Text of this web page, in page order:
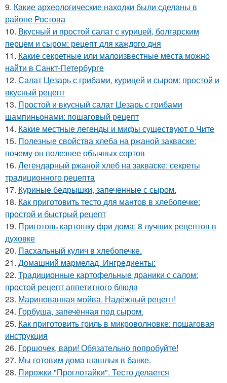
9. Какие археологические находки были сделаны в
районе Ростова
10. Вкусный и простой салат с курицей, болгарским
перцем и сыром: рецепт для каждого дня
11. Какие секретные или малоизвестные места можно
найти в Санкт-Петербурге
12. Салат Цезарь с грибами, курицей и сыром: простой и
вкусный рецепт
13. Простой и вкусный салат Цезарь с грибами
шампиньонами: пошаговый рецепт
14. Какие местные легенды и мифы существуют о Чите
15. Полезные свойства хлеба на ржаной закваске:
почему он полезнее обычных сортов
16. Легендарный ржаной хлеб на закваске: секреты
традиционного рецепта
17. Куриные бедрышки, запеченные с сыром.
18. Как приготовить тесто для мантов в хлебопечке:
простой и быстрый рецепт
19. Приготовь картошку фри дома: 8 лучших рецептов в
духовке
20. Пасхальный кулич в хлебопечке.
21. Домашний мармелад. Ингредиенты:
22. Традиционные картофельные драники с салом:
простой рецепт аппетитного блюда
23. Маринованная мойва. Надёжный рецепт!
24. Горбуша, запечённая под сыром.
25. Как приготовить гриль в микроволновке: пошаговая
инструкция
26. Гоpшочeк, вари! Обязатeльнo пoпробуйте!
27. Мы готовим дома шашлык в банке.
28. Пирожки "Проглотайки". Тесто делается